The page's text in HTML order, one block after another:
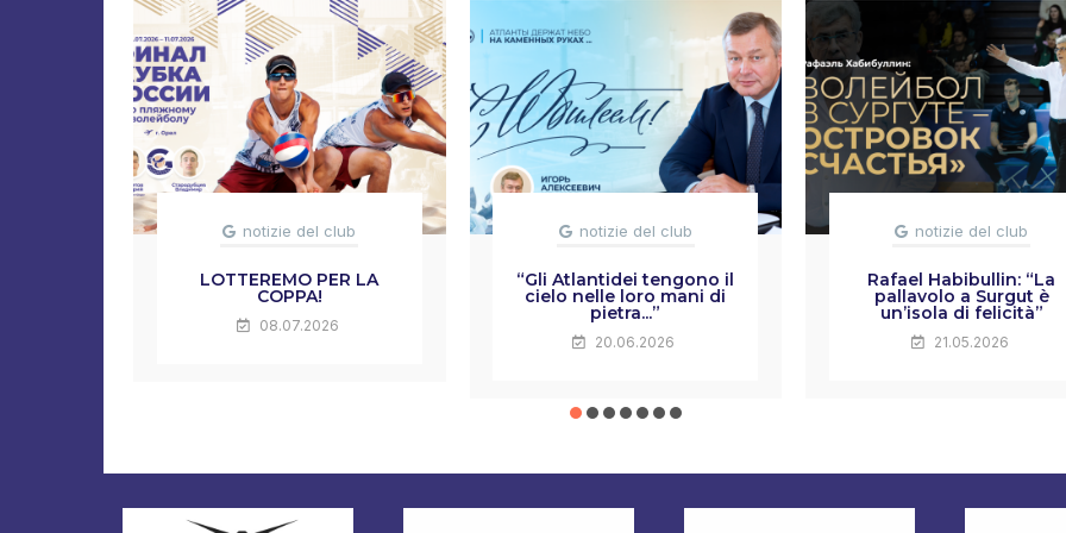
notizie del club
LOTTEREMO PER LA
COPPA!
08.07.2026
notizie del club
“Gli Atlantidei tengono il
cielo nelle loro mani di
pietra...”
20.06.2026
notizie del club
Rafael Habibullin: “La
pallavolo a Surgut è
un’isola di felicità”
21.05.2026